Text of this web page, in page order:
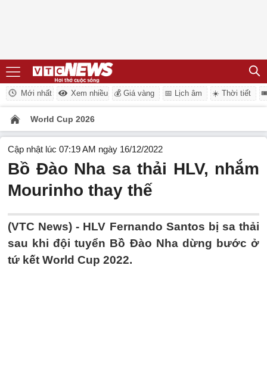
Mới nhất Xem nhiều 💰 Giá vàng 📅 Lịch âm ☀️ Thời tiết
World Cup 2026
Cập nhật lúc 07:19 AM ngày 16/12/2022
Bồ Đào Nha sa thải HLV, nhắm
Mourinho thay thế
(VTC News) - HLV Fernando Santos bị sa thải
sau khi đội tuyển Bồ Đào Nha dừng bước ở
tứ kết World Cup 2022.